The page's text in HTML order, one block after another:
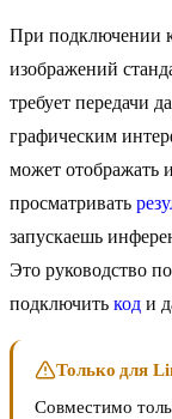
При подключении
изображений
требует передачи
графическим
может отображать
просматривать
запускаешь
Это руководство
подключить код и
Только для
Совместимо